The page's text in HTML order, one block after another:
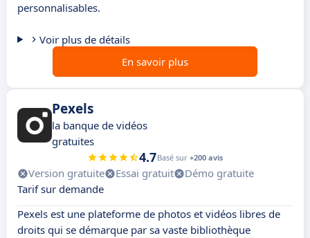
personnalisables.
Voir plus de détails
En savoir plus
Pexels
la banque de vidéos
gratuites
4.7Basé sur +200 avis
Version gratuite Essai gratuit
Démo gratuite
Tarif sur demande
Pexels est une plateforme de photos et vidéos libres de
droits qui se démarque par sa vaste bibliothèque